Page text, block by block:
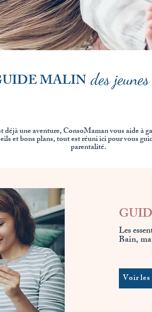
MALIN des
déjà une aventure, ConsoMaman vous aide à
et bons plans, tout est réuni ici pour vous
parentalité.
Les
Bain,
Voir les